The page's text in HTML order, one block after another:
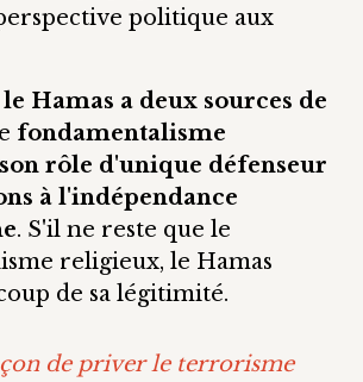
politique aux
le Hamas a deux sources de
fondamentalisme
son rôle d'unique défenseur
à l'indépendance
. S'il ne reste que le
religieux, le Hamas
de sa légitimité.
de priver le terrorisme